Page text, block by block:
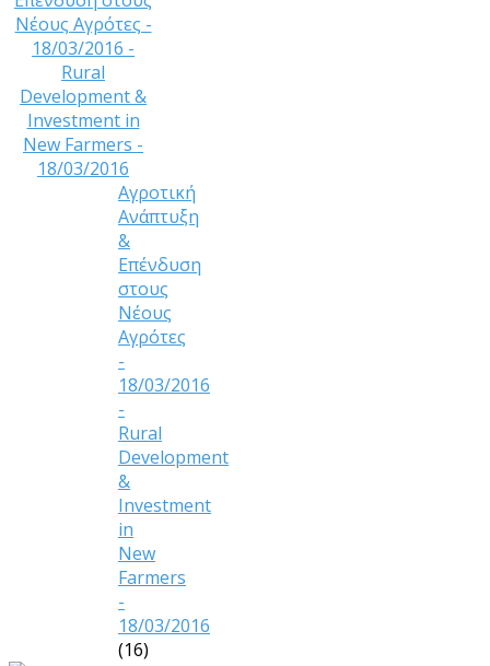
Αγροτική
Ανάπτυξη
&
Επένδυση
στους
Νέους
Αγρότες
-
18/03/2016
-
Rural
Development
&
Investment
in
New
Farmers
-
18/03/2016
(16)